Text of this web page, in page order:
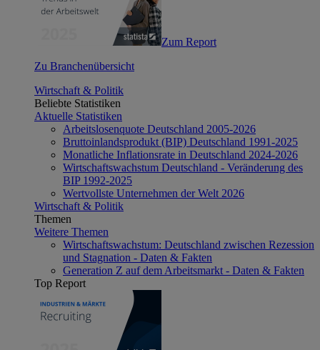
Zum Report
Zu Branchenübersicht
Wirtschaft & Politik
Beliebte Statistiken
Aktuelle Statistiken
Arbeitslosenquote Deutschland 2005-2026
Bruttoinlandsprodukt (BIP) Deutschland 1991-2025
Monatliche Inflationsrate in Deutschland 2024-2026
Wirtschaftswachstum Deutschland - Veränderung des
BIP 1992-2025
Wertvollste Unternehmen der Welt 2026
Wirtschaft & Politik
Themen
Weitere Themen
Wirtschaftswachstum: Deutschland zwischen Rezession
und Stagnation - Daten & Fakten
Generation Z auf dem Arbeitsmarkt - Daten & Fakten
Top Report